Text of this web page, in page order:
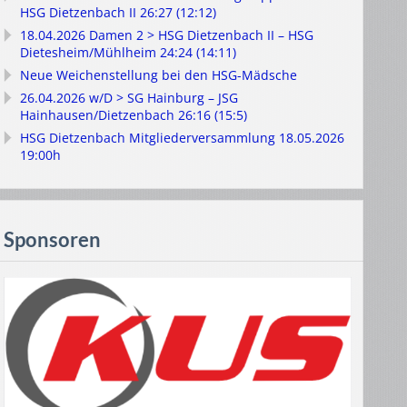
HSG Dietzenbach II 26:27 (12:12)
18.04.2026 Damen 2 > HSG Dietzenbach II – HSG
Dietesheim/Mühlheim 24:24 (14:11)
Neue Weichenstellung bei den HSG-Mädsche
26.04.2026 w/D > SG Hainburg – JSG
Hainhausen/Dietzenbach 26:16 (15:5)
HSG Dietzenbach Mitgliederversammlung 18.05.2026
19:00h
Sponsoren